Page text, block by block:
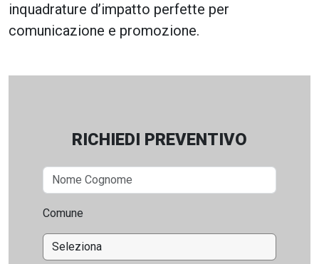
inquadrature d’impatto perfette per
comunicazione e promozione.
RICHIEDI PREVENTIVO
Comune